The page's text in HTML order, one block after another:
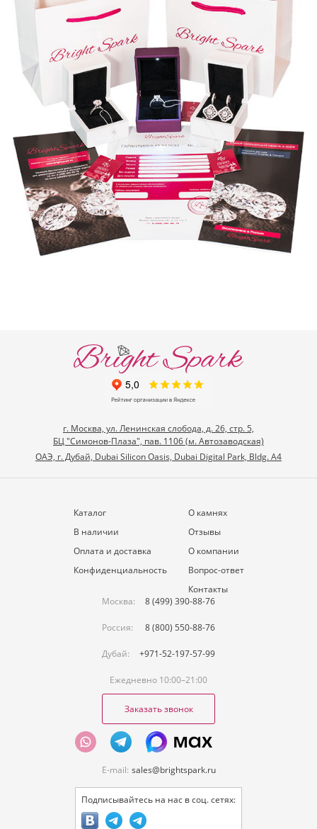
г. Москва, ул. Ленинская слобода, д. 26, стр. 5,
БЦ "Симонов-Плаза", пав. 1106 (м. Автозаводская)
ОАЭ, г. Дубай, Dubai Silicon Oasis, Dubai Digital Park, Bldg. A4
Каталог
В наличии
Оплата и доставка
Конфиденциальность
О камнях
Отзывы
О компании
Вопрос-ответ
Контакты
Москва:
8 (499) 390-88-76
Россия: 8 (800) 550-88-76
Дубай: +971-52-197-57-99
Ежедневно 10:00–21:00
Заказать звонок
E-mail: sales@brightspark.ru
Подписывайтесь на нас в соц. сетях: